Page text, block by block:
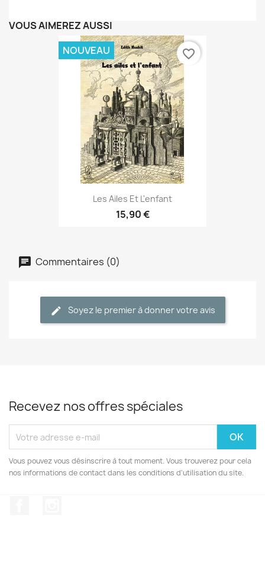
VOUS AIMEREZ AUSSI
Les Ailes Et L'enfant
15,90 €
NOUVEAU favorite_border
Commentaires (0)
Soyez le premier à donner votre avis
Recevez nos offres spéciales
Vous pouvez vous désinscrire à tout moment. Vous trouverez pour cela
nos informations de contact dans les conditions d'utilisation du site.